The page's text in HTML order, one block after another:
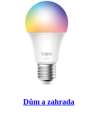
Dům a zahrada